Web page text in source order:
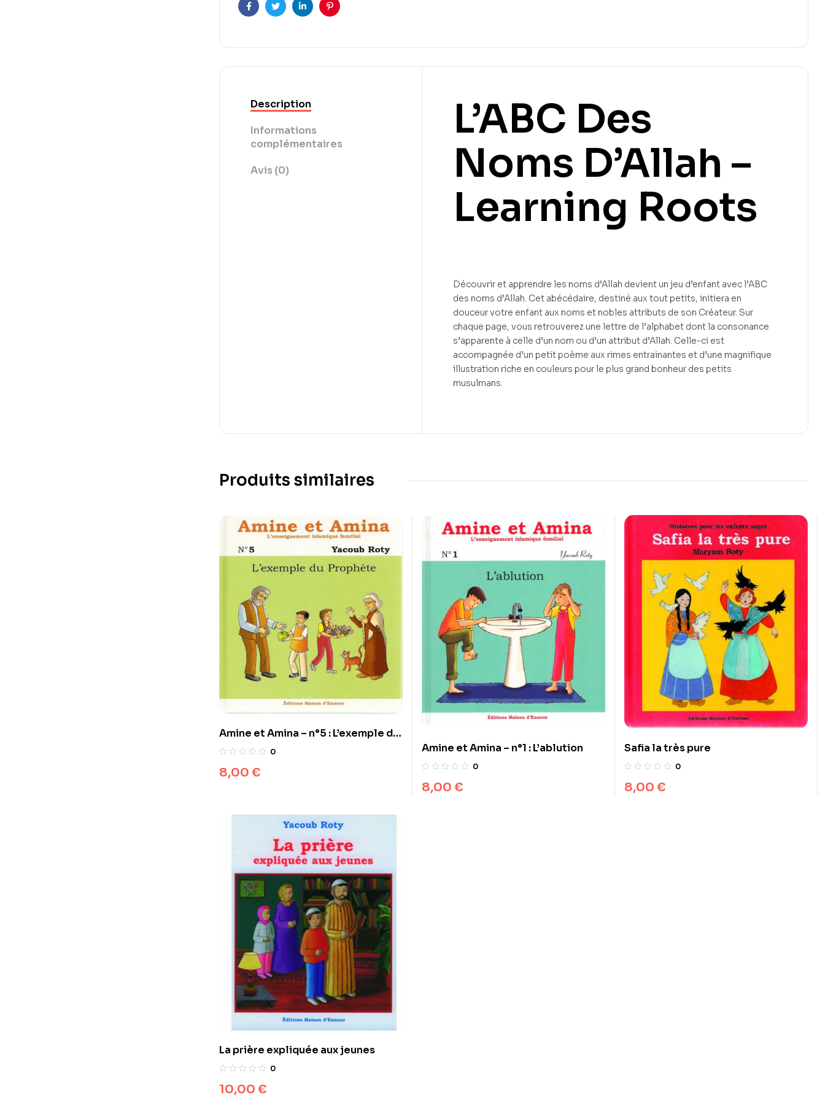
FacebookTwitterLinkedInPinterest
Description
Informations
complémentaires
Avis (0)
L’ABC Des
Noms D’Allah –
Learning Roots
Découvrir et apprendre les noms d’Allah devient un jeu d’enfant avec l’ABC
des noms d’Allah. Cet abécédaire, destiné aux tout petits, initiera en
douceur votre enfant aux noms et nobles attributs de son Créateur. Sur
chaque page, vous retrouverez une lettre de l’alphabet dont la consonance
s’apparente à celle d’un nom ou d’un attribut d’Allah. Celle-ci est
accompagnée d’un petit poème aux rimes entrainantes et d’une magnifique
illustration riche en couleurs pour le plus grand bonheur des petits
musulmans.
Produits similaires
Amine et Amina – n°5 : L’exemple du
Prophète 0
8,00 €
Amine et Amina – n°1 : L’ablution
0
8,00 €
Safia la très pure
0
8,00 €
La prière expliquée aux jeunes
0
10,00 €